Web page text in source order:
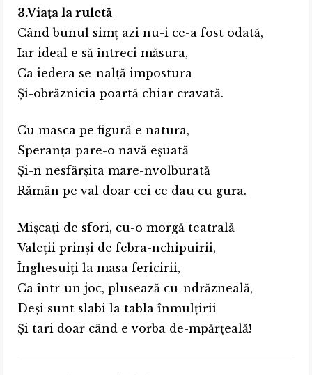
3.Viaţa la ruletă
Când bunul simţ azi nu-i ce-a fost odată,
Iar ideal e să întreci măsura,
Ca iedera se-nalţă impostura
Şi-obrăznicia poartă chiar cravată.
Cu masca pe figură e natura,
Speranţa pare-o navă eşuată
Şi-n nesfârşita mare-nvolburată
Rămân pe val doar cei ce dau cu gura.
Mişcaţi de sfori, cu-o morgă teatrală
Valeţii prinşi de febra-nchipuirii,
Înghesuiţi la masa fericirii,
Ca într-un joc, plusează cu-ndrăzneală,
Deşi sunt slabi la tabla înmulţirii
Şi tari doar când e vorba de-mpărţeală!